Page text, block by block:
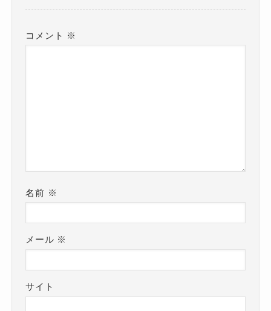
コメント ※
名前 ※
メール ※
サイト